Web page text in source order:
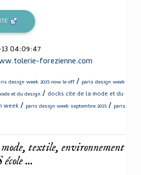
04:09:47
forezienne.com
design week 2015 now le off / paris design week
et du design / docks cite de la mode et du
week/ paris design week septembre 2015 / paris
textile, environnement
...